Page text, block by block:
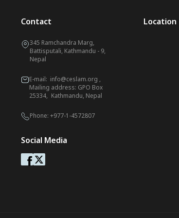
Contact
345 Ramchandra Marg,
Battisputali, Kathmandu - 9,
Nepal
E-mail: info@ceslam.org ,
Mailing address: GPO Box
25334, Kathmandu, Nepal
Phone: +977-1-4572807
Social Media
Location